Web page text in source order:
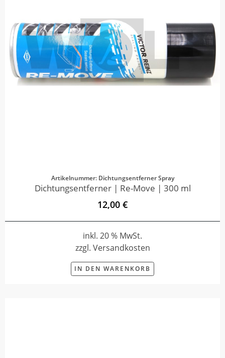
Artikelnummer: Dichtungsentferner Spray
Dichtungsentferner | Re-Move | 300 ml
12,00 €
inkl. 20 % MwSt.
zzgl. Versandkosten
IN DEN WARENKORB